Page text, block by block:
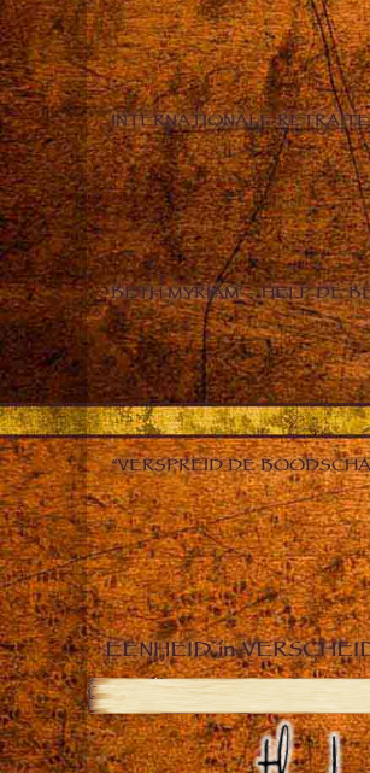
INTERNATIONALE
BETH MYRIAM – HELP DE
“VERSPREID DE
EENHEID in